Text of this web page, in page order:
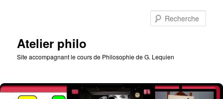
Atelier philo
Site accompagnant le cours de Philosophie de G. Lequien